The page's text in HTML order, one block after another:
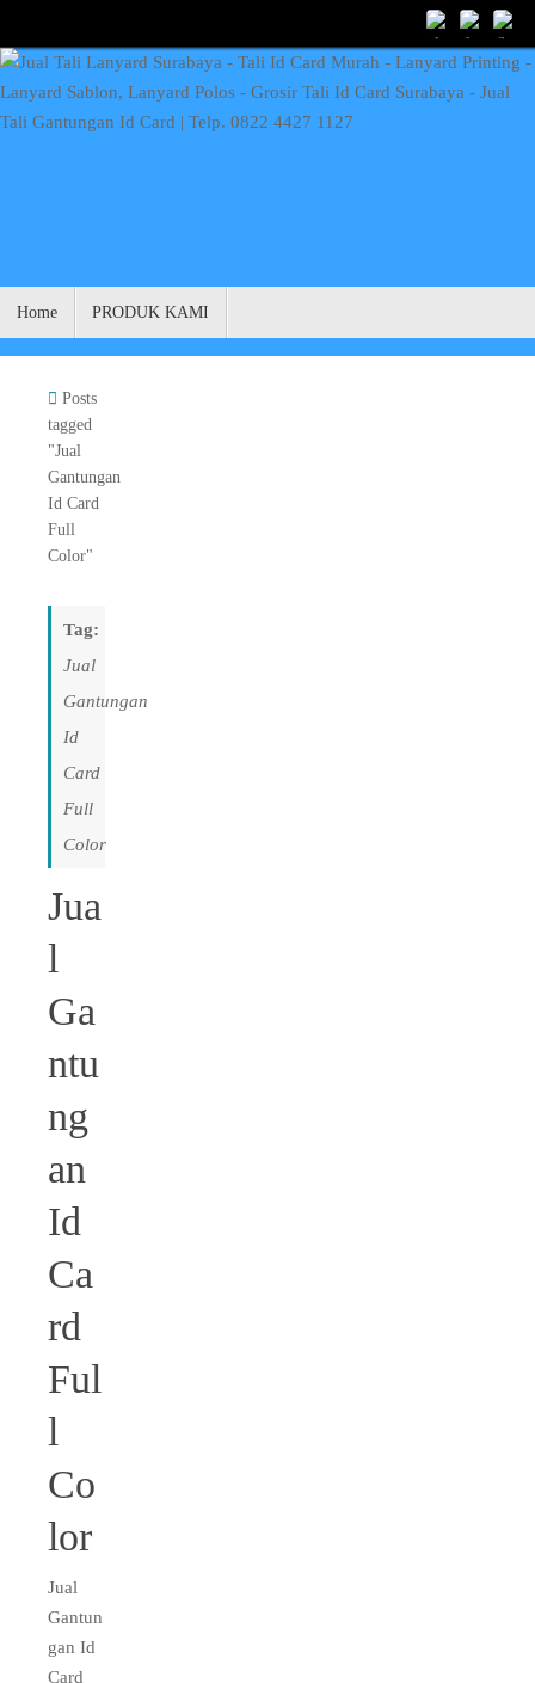
to
content
Home PRODUK KAMI
Home
Posts
tagged
"Jual
Gantungan
Id Card
Full
Color"
Tag:
Jual
Gantungan
Id
Card
Full
Color
Jua
l
Ga
ntu
ng
an
Id
Ca
rd
Ful
l
Co
lor
Jual
Gantun
gan Id
Card